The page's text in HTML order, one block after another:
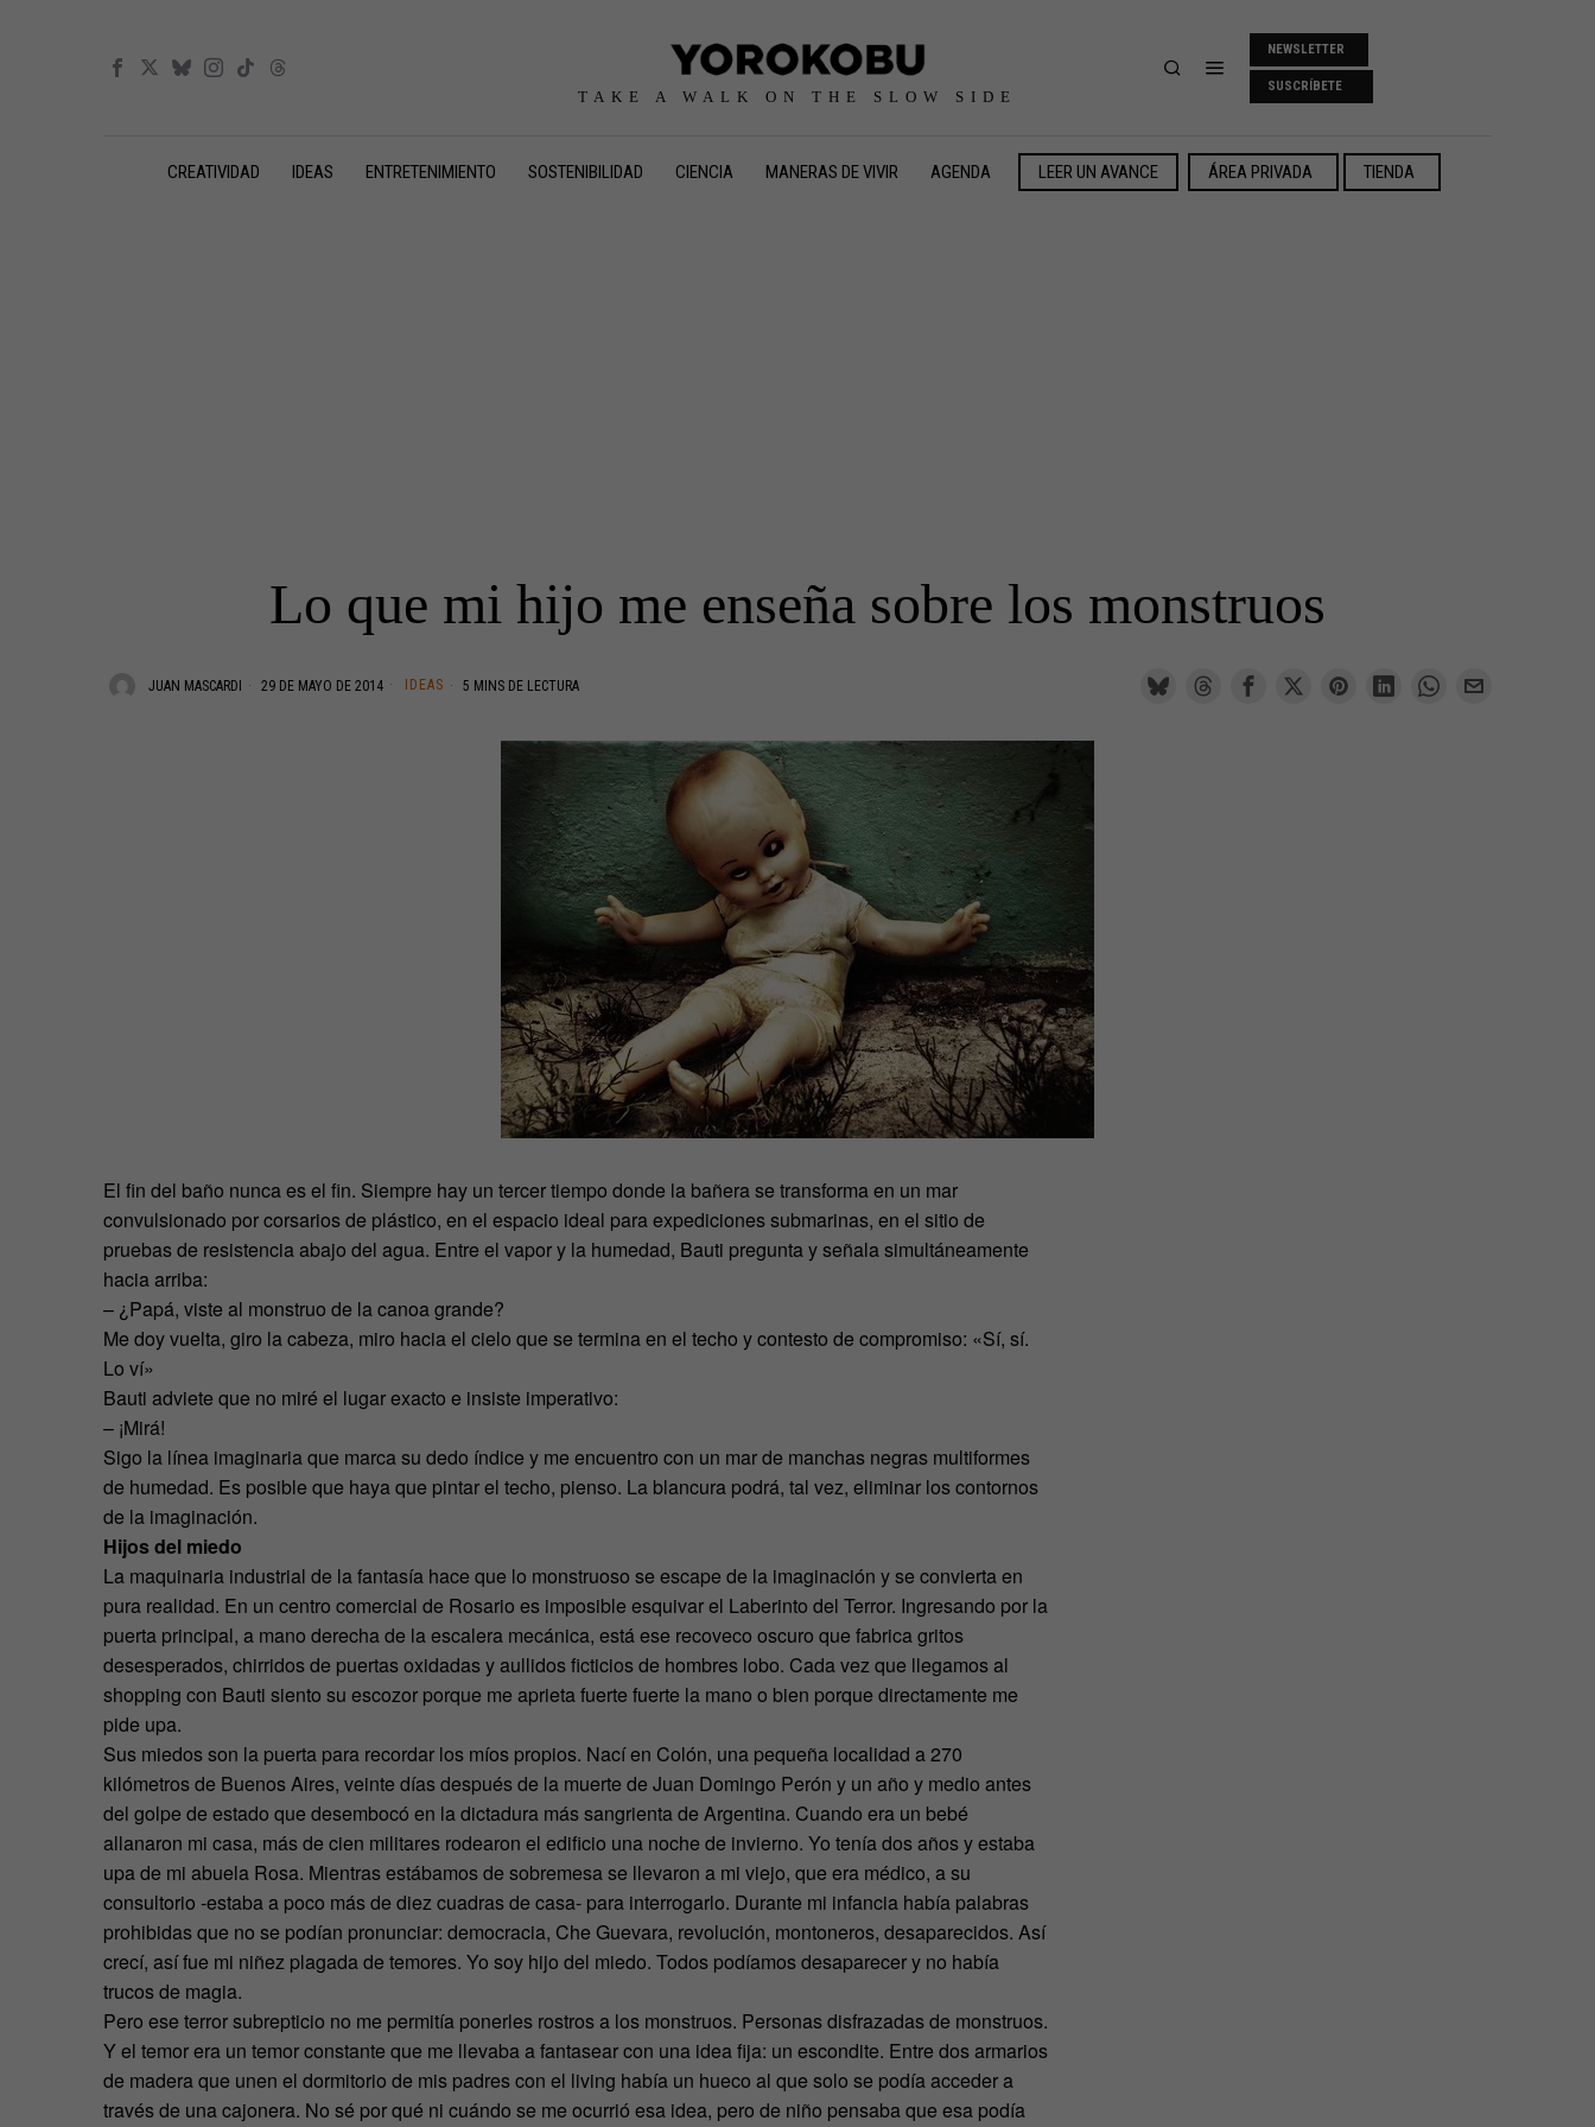
TAKE A WALK ON THE SLOW SIDE
NEWSLETTER
SUSCRÍBETE
CREATIVIDAD IDEAS ENTRETENIMIENTO SOSTENIBILIDAD CIENCIA MANERAS DE VIVIR AGENDA LEER UN AVANCE ÁREA PRIVADA TIENDA
Lo que mi hijo me enseña sobre los monstruos
JUAN MASCARDI 29 DE MAYO DE 2014 IDEAS 5 MINS DE LECTURA
El fin del baño nunca es el fin. Siempre hay un tercer tiempo donde la bañera se transforma en un mar
convulsionado por corsarios de plástico, en el espacio ideal para expediciones submarinas, en el sitio de
pruebas de resistencia abajo del agua. Entre el vapor y la humedad, Bauti pregunta y señala simultáneamente
hacia arriba:
– ¿Papá, viste al monstruo de la canoa grande?
Me doy vuelta, giro la cabeza, miro hacia el cielo que se termina en el techo y contesto de compromiso: «Sí, sí.
Lo ví»
Bauti adviete que no miré el lugar exacto e insiste imperativo:
– ¡Mirá!
Sigo la línea imaginaria que marca su dedo índice y me encuentro con un mar de manchas negras multiformes
de humedad. Es posible que haya que pintar el techo, pienso. La blancura podrá, tal vez, eliminar los contornos
de la imaginación.
Hijos del miedo
La maquinaria industrial de la fantasía hace que lo monstruoso se escape de la imaginación y se convierta en
pura realidad. En un centro comercial de Rosario es imposible esquivar el Laberinto del Terror. Ingresando por la
puerta principal, a mano derecha de la escalera mecánica, está ese recoveco oscuro que fabrica gritos
desesperados, chirridos de puertas oxidadas y aullidos ficticios de hombres lobo. Cada vez que llegamos al
shopping con Bauti siento su escozor porque me aprieta fuerte fuerte la mano o bien porque directamente me
pide upa.
Sus miedos son la puerta para recordar los míos propios. Nací en Colón, una pequeña localidad a 270
kilómetros de Buenos Aires, veinte días después de la muerte de Juan Domingo Perón y un año y medio antes
del golpe de estado que desembocó en la dictadura más sangrienta de Argentina. Cuando era un bebé
allanaron mi casa, más de cien militares rodearon el edificio una noche de invierno. Yo tenía dos años y estaba
upa de mi abuela Rosa. Mientras estábamos de sobremesa se llevaron a mi viejo, que era médico, a su
consultorio -estaba a poco más de diez cuadras de casa- para interrogarlo. Durante mi infancia había palabras
prohibidas que no se podían pronunciar: democracia, Che Guevara, revolución, montoneros, desaparecidos. Así
crecí, así fue mi niñez plagada de temores. Yo soy hijo del miedo. Todos podíamos desaparecer y no había
trucos de magia.
Pero ese terror subrepticio no me permitía ponerles rostros a los monstruos. Personas disfrazadas de monstruos.
Y el temor era un temor constante que me llevaba a fantasear con una idea fija: un escondite. Entre dos armarios
de madera que unen el dormitorio de mis padres con el living había un hueco al que solo se podía acceder a
través de una cajonera. No sé por qué ni cuándo se me ocurrió esa idea, pero de niño pensaba que esa podía